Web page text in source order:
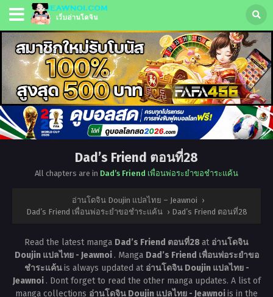
Dad’s Friend ตอนที่28
All chapters are in Dad’s Friend เพื่อนพ่อระยำขอชำระแค้น
อ่านโดจิน Doujin แปลไทย – Jeawnoi ›
Dad’s Friend เพื่อนพ่อระยำขอชำระแค้น › Dad’s Friend ตอนที่28
Read the latest manga Dad’s Friend ตอนที่28at อ่านโดจิน
Doujin แปลไทย - Jeawnoi . Manga Dad’s Friend เพื่อนพ่อระยำขอ
ชำระแค้นis always updated at อ่านโดจิน Doujin แปลไทย -
Jeawnoi . Dont forget to read the other manga updates. A list of
manga collections อ่านโดจิน Doujin แปลไทย - Jeawnoiis in the